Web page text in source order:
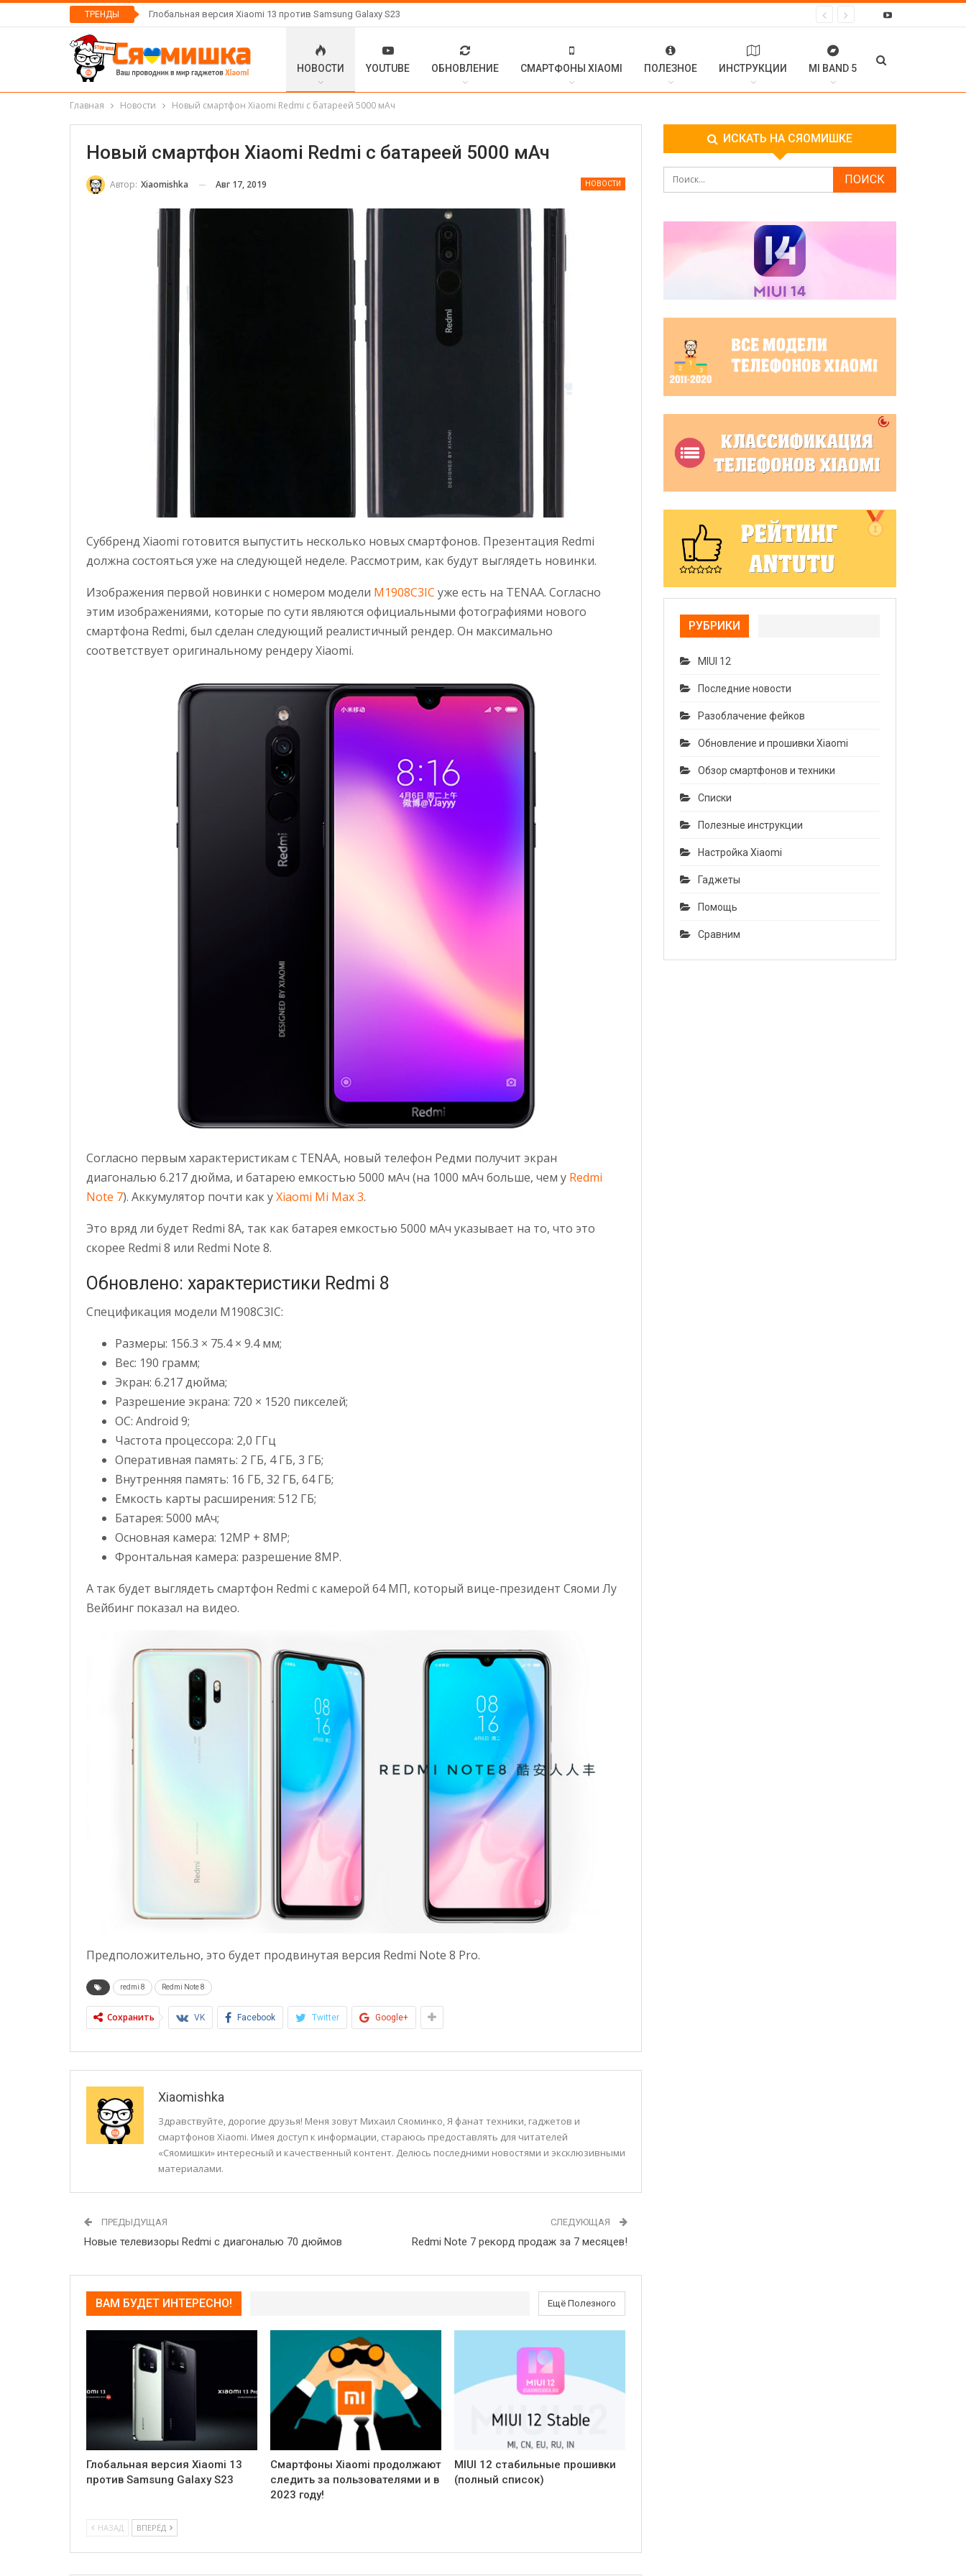
ТРЕНДЫ Глобальная версия Xiaomi 13 против Samsung Galaxy S23
НОВОСТИ YOUTUBE ОБНОВЛЕНИЕ СМАРТФОНЫ XIAOMI ПОЛЕЗНОЕ ИНСТРУКЦИИ MI BAND 5
Главная Новости Новый смартфон Xiaomi Redmi с батареей 5000 мАч
Новый смартфон Xiaomi Redmi с батареей 5000 мАч
НОВОСТИ
Автор: Xiaomishka Авг 17, 2019
Суббренд Xiaomi готовится выпустить несколько новых смартфонов. Презентация Redmi
должна состояться уже на следующей неделе. Рассмотрим, как будут выглядеть новинки.
Изображения первой новинки с номером модели M1908C3IC уже есть на TENAA. Согласно
этим изображениями, которые по сути являются официальными фотографиями нового
смартфона Redmi, был сделан следующий реалистичный рендер. Он максимально
соответствует оригинальному рендеру Xiaomi.
Согласно первым характеристикам с TENAA, новый телефон Редми получит экран
диагональю 6.217 дюйма, и батарею емкостью 5000 мАч (на 1000 мАч больше, чем у Redmi
Note 7). Аккумулятор почти как уXiaomi Mi Max 3.
Это вряд ли будет Redmi 8A, так как батарея емкостью 5000 мАч указывает на то, что это
скорее Redmi 8 или Redmi Note 8.
Обновлено: характеристики Redmi 8
Спецификация модели M1908C3IC:
Размеры: 156.3 × 75.4 × 9.4 мм;
Вес: 190 грамм;
Экран: 6.217 дюйма;
Разрешение экрана: 720 × 1520 пикселей;
ОС: Android 9;
Частота процессора: 2,0 ГГц
Оперативная память: 2 ГБ, 4 ГБ, 3 ГБ;
Внутренняя память: 16 ГБ, 32 ГБ, 64 ГБ;
Емкость карты расширения: 512 ГБ;
Батарея: 5000 мАч;
Основная камера: 12MP + 8MP;
Фронтальная камера: разрешение 8MP.
А так будет выглядеть смартфон Redmi с камерой 64 МП, который вице-президент Сяоми Лу
Вейбинг показал на видео.
Предположительно, это будет продвинутая версия Redmi Note 8 Pro.
redmi 8 Redmi Note 8
Сохранить VK Facebook Twitter Google+
Xiaomishka
Здравствуйте, дорогие друзья! Меня зовут Михаил Сяоминко, Я фанат техники, гаджетов и
смартфонов Xiaomi. Имея доступ к информации, стараюсь предоставлять для читателей
«Сяомишки» интересный и качественный контент. Делюсь последними новостями и эксклюзивными
материалами.
ПРЕДЫДУЩАЯ
Новые телевизоры Redmi с диагональю 70 дюймов
СЛЕДУЮЩАЯ
Redmi Note 7 рекорд продаж за 7 месяцев!
ВАМ БУДЕТ ИНТЕРЕСНО! Ещё Полезного
Глобальная версия Xiaomi 13
против Samsung Galaxy S23
Смартфоны Xiaomi продолжают
следить за пользователями и в
2023 году!
MIUI 12 стабильные прошивки
(полный список)
НАЗАД ВПЕРЁД
ИСКАТЬ НА СЯОМИШКЕ
РУБРИКИ
MIUI 12
Последние новости
Разоблачение фейков
Обновление и прошивки Xiaomi
Обзор смартфонов и техники
Списки
Полезные инструкции
Настройка Xiaomi
Гаджеты
Помощь
Сравним